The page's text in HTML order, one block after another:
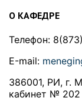
О КАФЕДРЕ
Телефон:
Е-mail:
386001, РИ, г.
кабинет № 202